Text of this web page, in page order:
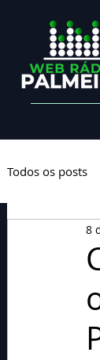
Todos os posts
8